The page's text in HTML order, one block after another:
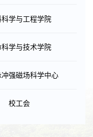
科学与工程学院
科学与技术学院
冲强磁场科学中心
校工会